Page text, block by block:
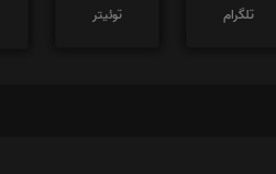
تلگرام توئیتر